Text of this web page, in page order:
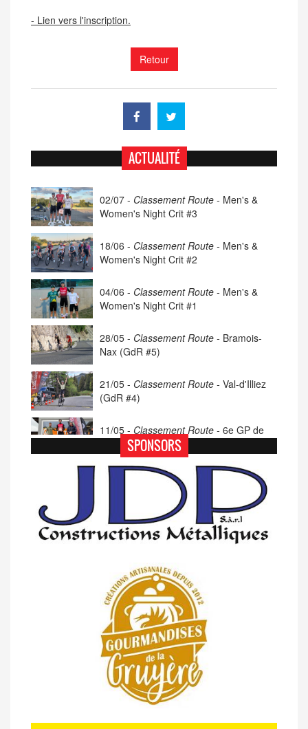
- Lien vers l'inscription.
Retour
ACTUALITÉ
02/07 - Classement Route - Men's &
Women's Night Crit #3
18/06 - Classement Route - Men's &
Women's Night Crit #2
04/06 - Classement Route - Men's &
Women's Night Crit #1
28/05 - Classement Route - Bramois-
Nax (GdR #5)
21/05 - Classement Route - Val-d'Illiez
(GdR #4)
11/05 - Classement Route - 6e GP de
Porsel (TdC #4)
07/05 - Classement Route -
Blonay-Les
Pléiades (GdR #3)
23/04 -Classement Route -4e Pringy -
Moléson (TdC #3)
14/04 -Photos -Les photos du 5e GP
de Semsales
14/04 -Classement Route -
Semsales (TdC #2)
SPONSORS